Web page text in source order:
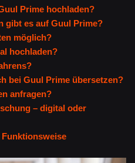
Prime hochladen?
gibt es auf Guul Prime?
möglich?
hochladen?
bei Guul Prime übersetzen?
anfragen?
– digital oder